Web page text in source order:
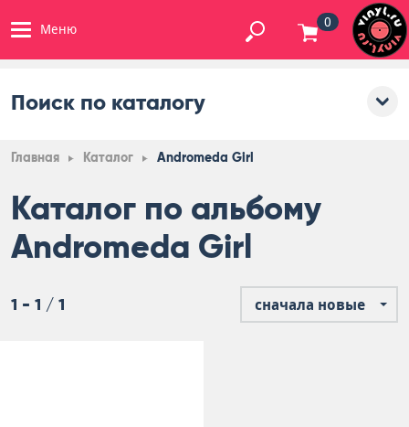
Меню 0
Поиск по каталогу
Главная Каталог Andromeda Girl
Каталог по альбому
Andromeda Girl
1 - 1 / 1 сначала новые